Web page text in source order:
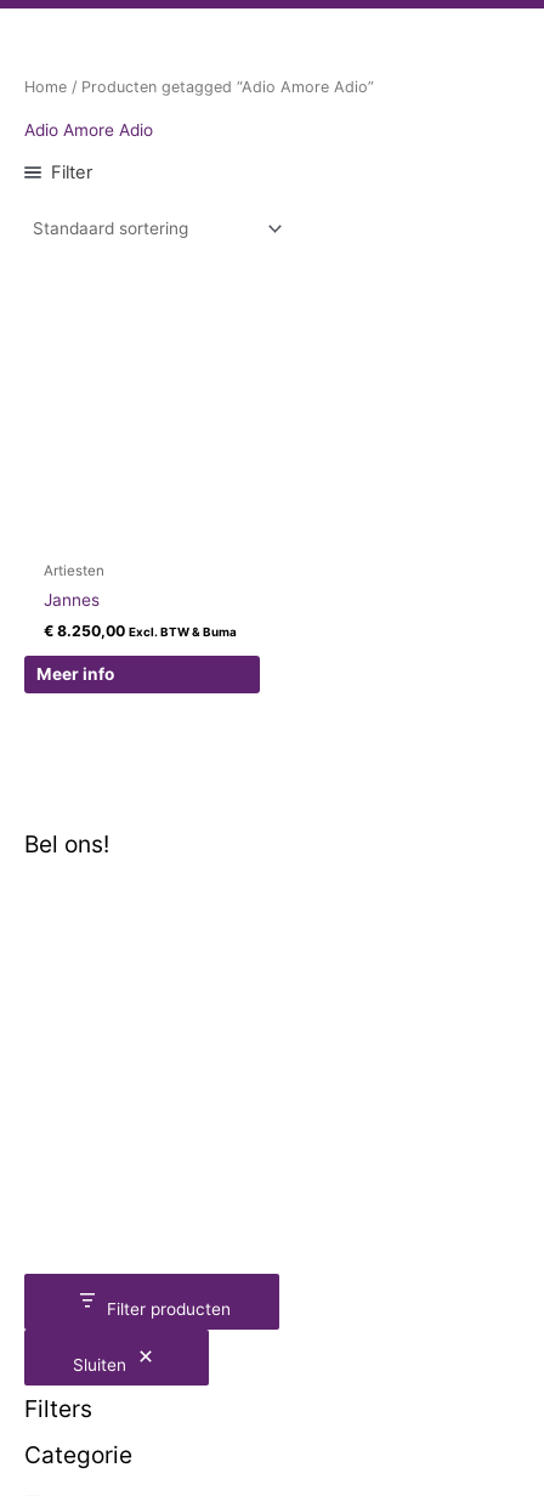
Home / Producten getagged “Adio Amore Adio”
Adio Amore Adio
Filter
Artiesten
Jannes
€ 8.250,00 Excl. BTW & Buma
Meer info
Bel ons!
Filter producten
Sluiten
Filters
Categorie